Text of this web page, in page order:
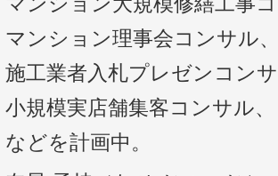
マンション理事会コンサル
施工業者入札プレゼンコン
小規模実店舗集客コンサル、
などを計画中。